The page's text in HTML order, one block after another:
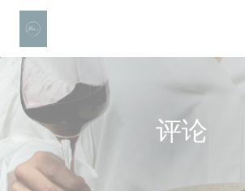
Cookie管理面板
评论